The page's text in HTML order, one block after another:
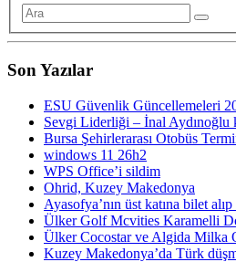
Son Yazılar
ESU Güvenlik Güncellemeleri
Sevgi Liderliği – İnal Aydınoğlu
Bursa Şehirlerarası Otobüs
windows 11 26h2
WPS Office’i sildim
Ohrid, Kuzey Makedonya
Ayasofya’nın üst katına bilet
Ülker Golf Mcvities Karamelli
Ülker Cocostar ve Algida Milka
Kuzey Makedonya’da Türk